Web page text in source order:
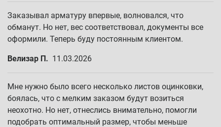
Заказывал арматуру впервые, волновался, что
обманут. Но нет, вес соответствовал, документы все
оформили. Теперь буду постоянным клиентом.
Велизар П. 11.03.2026
Мне нужно было всего несколько листов оцинковки,
боялась, что с мелким заказом будут возиться
неохотно. Но нет, отнеслись внимательно, помогли
подобрать оптимальный размер, чтобы меньше